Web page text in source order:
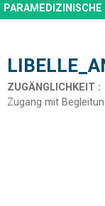
PARAMEDIZINISCHE
ZUGÄNGLICHKEIT :
Zugang mit